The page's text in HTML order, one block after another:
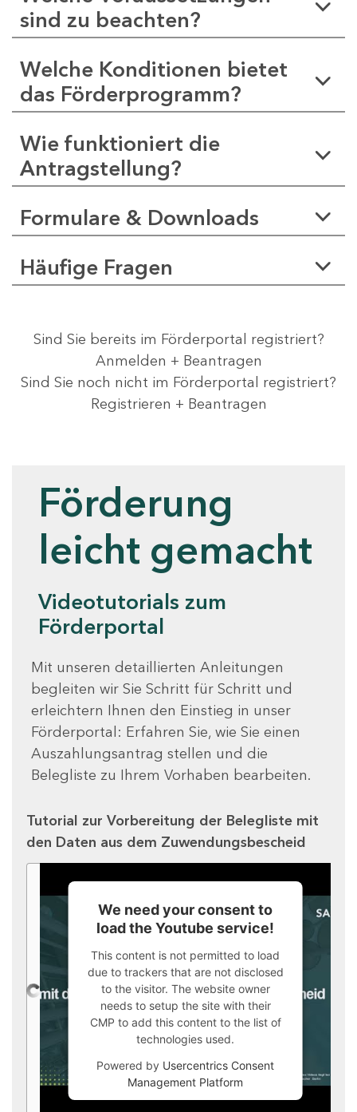
sind zu beachten?
Welche Konditionen bietet
das Förderprogramm?
Wie funktioniert die
Antragstellung?
Formulare & Downloads
Häufige Fragen
Sind Sie bereits im Förderportal registriert?
Anmelden + Beantragen
Sind Sie noch nicht im Förderportal registriert?
Registrieren + Beantragen
Förderung
leicht gemacht
Videotutorials zum
Förderportal
Mit unseren detaillierten Anleitungen
begleiten wir Sie Schritt für Schritt und
erleichtern Ihnen den Einstieg in unser
Förderportal: Erfahren Sie, wie Sie einen
Auszahlungsantrag stellen und die
Belegliste zu Ihrem Vorhaben bearbeiten.
Tutorial zur Vorbereitung der Belegliste mit
den Daten aus dem Zuwendungsbescheid
We need your consent to
load the Youtube service!
This content is not permitted to load
due to trackers that are not disclosed
to the visitor. The website owner
needs to setup the site with their
CMP to add this content to the list of
technologies used.
Powered by Usercentrics Consent
Management Platform